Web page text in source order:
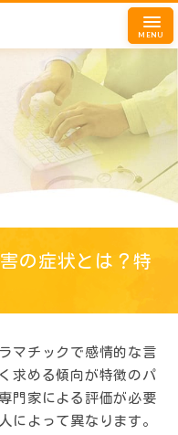
MENU
の症状とは？特
マチックで感情的な言
求める傾向が特徴のパ
門家による評価が必要
によって異なります。